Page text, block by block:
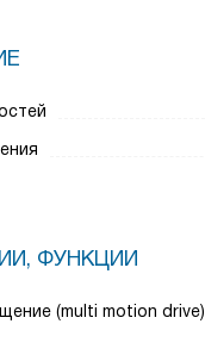
ФУНКЦИИ
(multi motion drive)